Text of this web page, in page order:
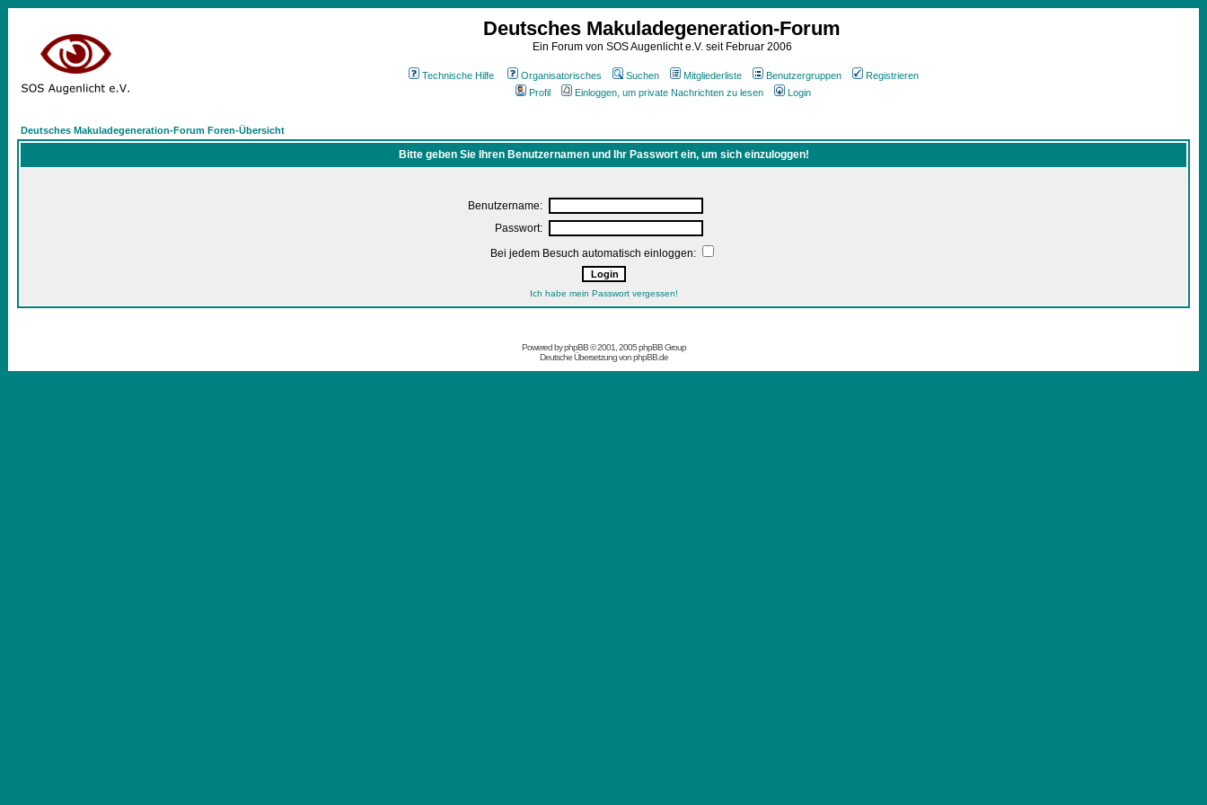
Deutsches Makuladegeneration-Forum
Ein Forum von SOS Augenlicht e.V. seit Februar 2006
Technische Hilfe Organisatorisches Suchen Mitgliederliste Benutzergruppen
Registrieren
Profil
Einloggen, um private Nachrichten zu lesen Login
Deutsches Makuladegeneration-Forum Foren-Übersicht
Bitte geben Sie Ihren Benutzernamen und Ihr Passwort ein, um sich einzuloggen!
Benutzername:
Passwort:
Bei jedem Besuch automatisch einloggen:
Ich habe mein Passwort vergessen!
Powered byphpBB© 2001, 2005 phpBB Group
Deutsche Übersetzung vonphpBB.de